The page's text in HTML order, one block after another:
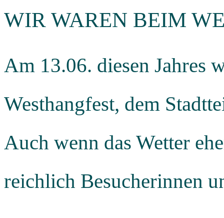
WIR WAREN BEIM
Am 13.06. diesen Jahres
Westhangfest, dem
Auch wenn das Wetter
reichlich Besucherinnen